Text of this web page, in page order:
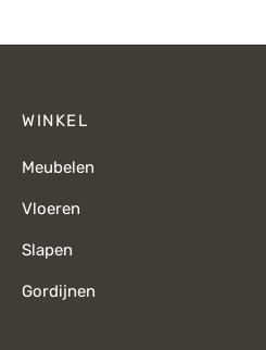
WINKEL
Meubelen
Vloeren
Slapen
Gordijnen